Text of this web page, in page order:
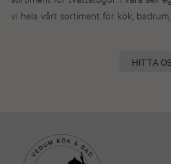
vi hela vårt sortiment för kök,
HITTA